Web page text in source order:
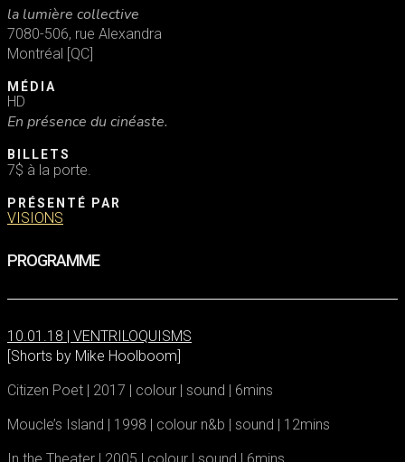
la lumière collective
7080-506, rue Alexandra
Montréal [QC]
MÉDIA
HD
En présence du cinéaste.
BILLETS
7$ à la porte.
PRÉSENTÉ PAR
VISIONS
PROGRAMME
10.01.18 | VENTRILOQUISMS
[Shorts by Mike Hoolboom]
Citizen Poet | 2017 | colour | sound | 6mins
Moucle’s Island | 1998 | colour n&b | sound | 12mins